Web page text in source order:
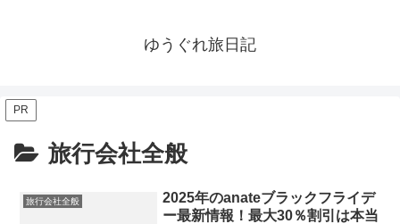
ゆうぐれ旅日記
PR
旅行会社全般
旅行会社全般
2025年のanateブラックフライデ
ー最新情報！最大30％割引は本当